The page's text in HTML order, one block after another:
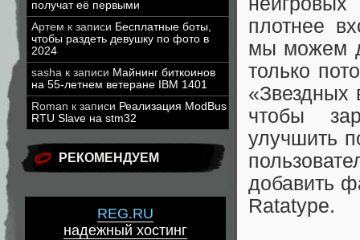
получат её первыми
Артем к записи Бесплатные боты,
чтобы раздеть девушку по фото в
2024
sasha к записи Майнинг биткоинов
на 55-летнем ветеране IBM 1401
Roman к записи Реализация ModBus
RTU Slave на stm32
РЕКОМЕНДУЕМ
REG.RU
надежный хостинг
плотнее
мы можем
только
«Звездных
чтобы
улучшить
добавить
Ratatype.